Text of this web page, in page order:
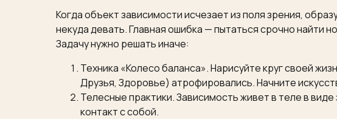
Когда объект зависимости исчезает из поля зрения,
некуда девать. Главная ошибка — пытаться срочно найти
Задачу нужно решать иначе:
Техника «Колесо баланса». Нарисуйте круг своей
Друзья, Здоровье) атрофировались. Начните
Телесные практики. Зависимость живет в теле в
контакт с собой.